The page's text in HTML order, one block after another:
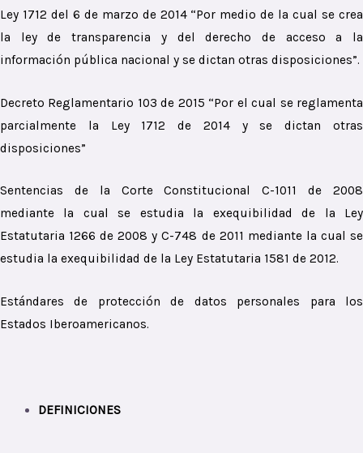
Ley 1712 del 6 de marzo de 2014 “Por medio de la cual se crea
la ley de transparencia y del derecho de acceso a la
información pública nacional y se dictan otras disposiciones”.
Decreto Reglamentario 103 de 2015 “Por el cual se reglamenta
parcialmente la Ley 1712 de 2014 y se dictan otras
disposiciones”
Sentencias de la Corte Constitucional C-1011 de 2008
mediante la cual se estudia la exequibilidad de la Ley
Estatutaria 1266 de 2008 y C-748 de 2011 mediante la cual se
estudia la exequibilidad de la Ley Estatutaria 1581 de 2012.
Estándares de protección de datos personales para los
Estados Iberoamericanos.
DEFINICIONES